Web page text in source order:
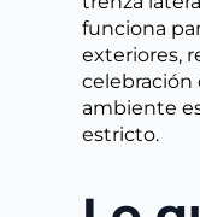
funciona
exteriores,
celebración
ambiente
estricto.